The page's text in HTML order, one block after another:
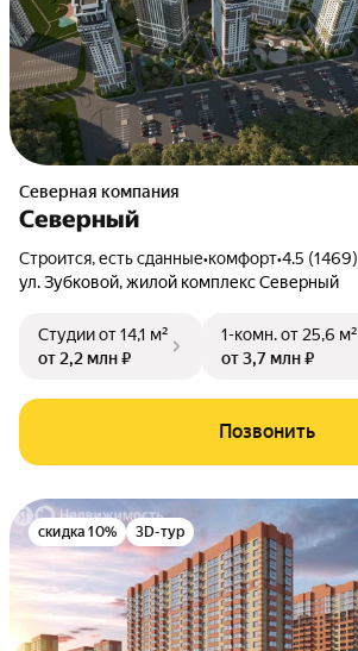
Северная компания
Северный
Строится, есть сданные•комфорт•4.5 (1469)
ул. Зубковой,жилой комплекс Северный
Студииот 14,1 м²
от 2,2 млн ₽
1-комн.от 25,6 м²
от 3,7 млн ₽
Позвонить
скидка 10% 3D-тур